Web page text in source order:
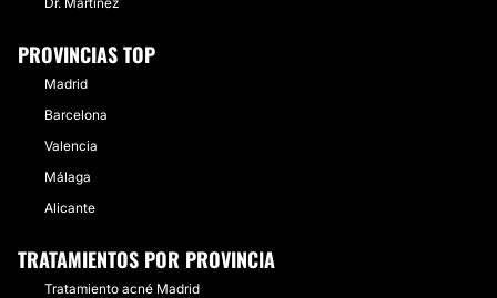
PROVINCIAS TOP
Madrid
Barcelona
Valencia
Málaga
Alicante
TRATAMIENTOS POR PROVINCIA
Tratamiento acné Madrid